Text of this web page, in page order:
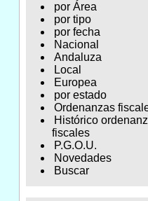
por Área
por tipo
por fecha
Nacional
Andaluza
Local
Europea
por estado
Ordenanzas
Histórico
fiscales
P.G.O.U.
Novedades
Buscar